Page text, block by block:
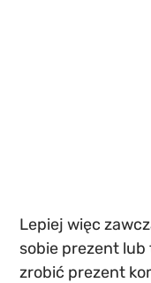
Lepiej więc
sobie prezent
zrobić prezent